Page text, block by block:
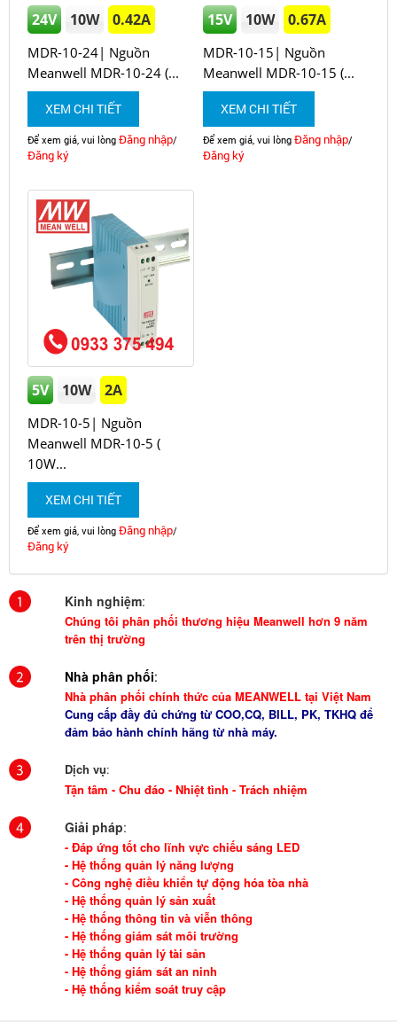
24V 10W 0.42A
MDR-10-24| Nguồn
Meanwell MDR-10-24 (...
XEM CHI TIẾT
Để xem giá, vui lòng Đăng nhập/
Đăng ký
15V 10W 0.67A
MDR-10-15| Nguồn
Meanwell MDR-10-15 (...
XEM CHI TIẾT
Để xem giá, vui lòng Đăng nhập/
Đăng ký
5V 10W 2A
MDR-10-5| Nguồn
Meanwell MDR-10-5 (
10W...
XEM CHI TIẾT
Để xem giá, vui lòng Đăng nhập/
Đăng ký
Kinh nghiệm:
Chúng tôi phân phối thương hiệu Meanwell hơn 9 năm
trên thị trường
Nhà phân phối:
Nhà phân phối chính thức của MEANWELL tại Việt Nam
Cung cấp đầy đủ chứng từ COO,CQ, BILL, PK, TKHQ để
đảm bảo hành chính hãng từ nhà máy.
Dịch vụ:
Tận tâm - Chu đáo - Nhiệt tình - Trách nhiệm
Giải pháp:
- Đáp ứng tốt cho lĩnh vực chiếu sáng LED
- Hệ thống quản lý năng lượng
- Công nghệ điều khiển tự động hóa tòa nhà
- Hệ thống quản lý sản xuất
- Hệ thống thông tin và viễn thông
- Hệ thống giám sát môi trường
- Hệ thống quản lý tài sản
- Hệ thống giám sát an ninh
- Hệ thống kiểm soát truy cập